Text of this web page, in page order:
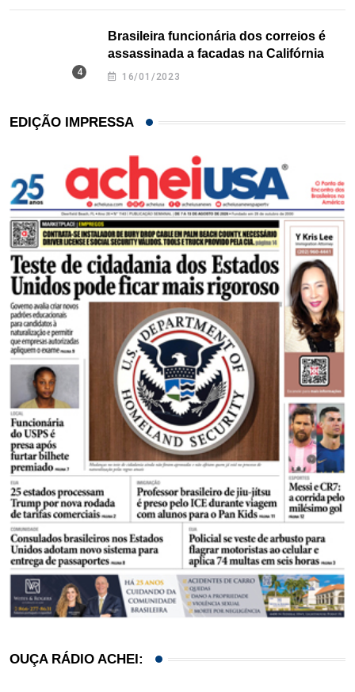
Brasileira funcionária dos correios é
assassinada a facadas na Califórnia
16/01/2023
EDIÇÃO IMPRESSA
OUÇA RÁDIO ACHEI: